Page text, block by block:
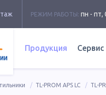
РЕЖИМ РАБОТЫ: пн - пт,
Продукция Сервис
TL-PROM APS LC TL-